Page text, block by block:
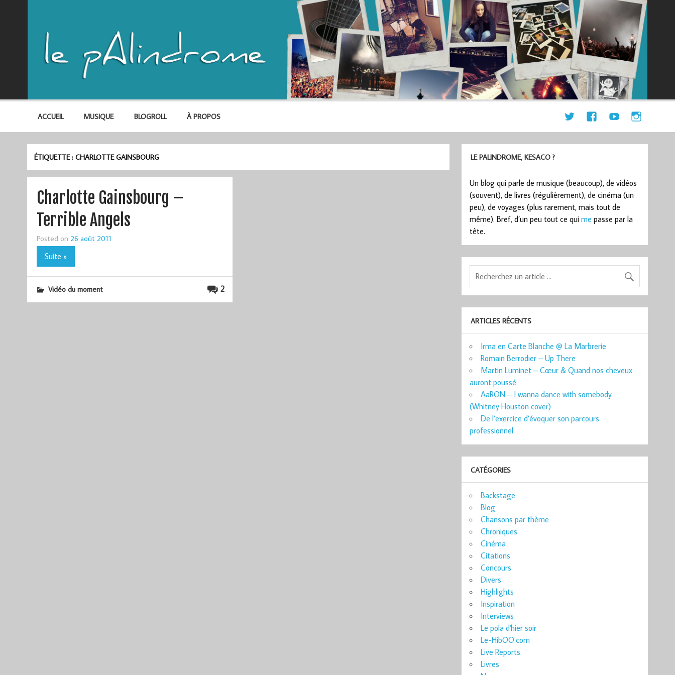
ACCUEIL MUSIQUE BLOGROLL À PROPOS
ÉTIQUETTE :CHARLOTTE GAINSBOURG
Charlotte Gainsbourg –
Terrible Angels
Posted on 26 août 2011
Suite »
2
Vidéo du moment
LE PALINDROME, KESACO ?
Un blog qui parle de musique (beaucoup), de vidéos
(souvent), de livres (régulièrement), de cinéma (un
peu), de voyages (plus rarement, mais tout de
même). Bref, d’un peu tout ce quime passe par la
tête.
ARTICLES RÉCENTS
Irma en Carte Blanche @ La Marbrerie
Romain Berrodier – Up There
Martin Luminet – Cœur & Quand nos cheveux
auront poussé
AaRON – I wanna dance with somebody
(Whitney Houston cover)
De l’exercice d’évoquer son parcours
professionnel
CATÉGORIES
Backstage
Blog
Chansons par thème
Chroniques
Cinéma
Citations
Concours
Divers
Highlights
Inspiration
Interviews
Le pola d'hier soir
Le-HibOO.com
Live Reports
Livres